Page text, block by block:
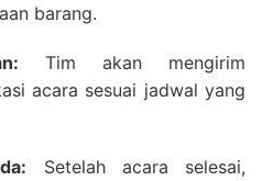
barang.
Tim akan mengirim
acara sesuai jadwal yang
Setelah acara selesai,